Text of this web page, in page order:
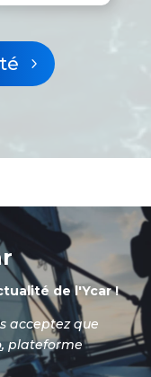
de l'Ycar !
acceptez que
, plateforme